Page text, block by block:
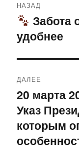
по
записям
НАЗАД
Предыдущая
запись:
Забота
удобнее
ДАЛЕЕ
Следующая
запись:
20 марта
Указ
которым